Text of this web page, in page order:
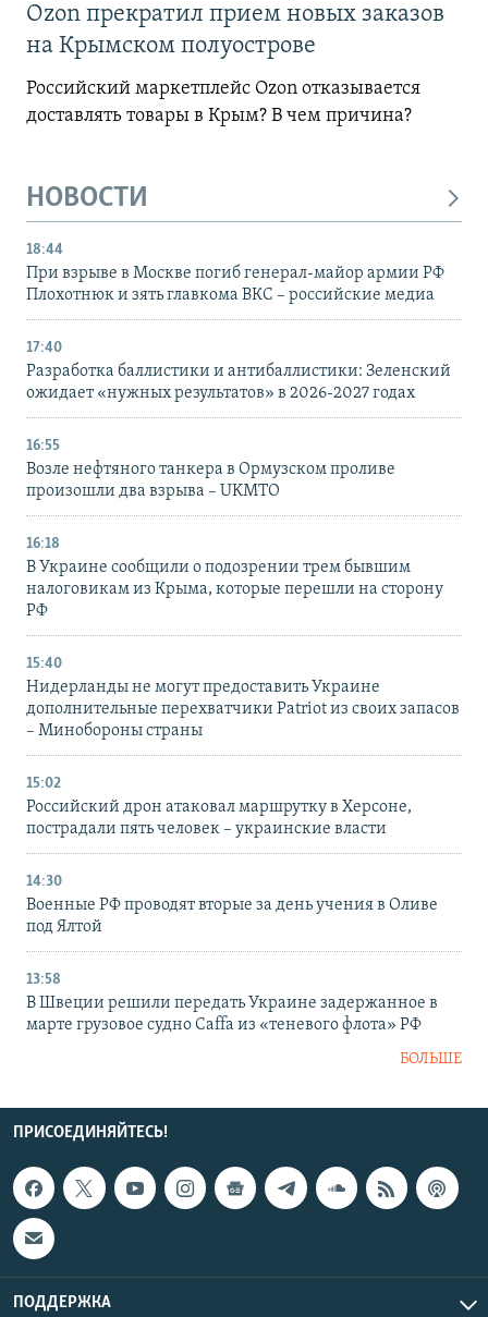
Ozon прекратил прием новых заказов
на Крымском полуострове
Российский маркетплейс Ozon отказывается
доставлять товары в Крым? В чем причина?
НОВОСТИ
18:44
При взрыве в Москве погиб генерал-майор армии РФ
Плохотнюк и зять главкома ВКС – российские медиа
17:40
Разработка баллистики и антибаллистики: Зеленский
ожидает «нужных результатов» в 2026-2027 годах
16:55
Возле нефтяного танкера в Ормузском проливе
произошли два взрыва – UKMTO
16:18
В Украине сообщили о подозрении трем бывшим
налоговикам из Крыма, которые перешли на сторону
РФ
15:40
Нидерланды не могут предоставить Украине
дополнительные перехватчики Patriot из своих запасов
– Минобороны страны
15:02
Российский дрон атаковал маршрутку в Херсоне,
пострадали пять человек – украинские власти
14:30
Военные РФ проводят вторые за день учения в Оливе
под Ялтой
13:58
В Швеции решили передать Украине задержанное в
марте грузовое судно Caffa из «теневого флота» РФ
БОЛЬШЕ
ПРИСОЕДИНЯЙТЕСЬ!
ПОДДЕРЖКА